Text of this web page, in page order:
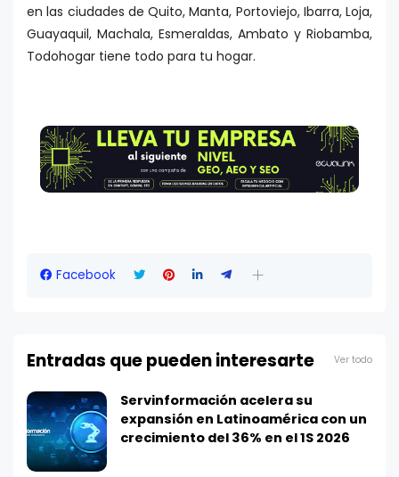
en las ciudades de Quito, Manta, Portoviejo, Ibarra, Loja,
Guayaquil, Machala, Esmeraldas, Ambato y Riobamba,
Todohogar tiene todo para tu hogar.
Facebook
Entradas que pueden interesarte Ver todo
Servinformación acelera su
expansión en Latinoamérica con un
crecimiento del 36% en el 1S 2026